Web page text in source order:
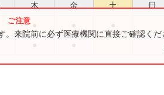
木 金 土 日
来院前に必ず医療機関に直接ご確認くだ